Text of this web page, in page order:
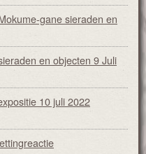
gane sieraden en
en objecten 9 Juli
10 juli 2022